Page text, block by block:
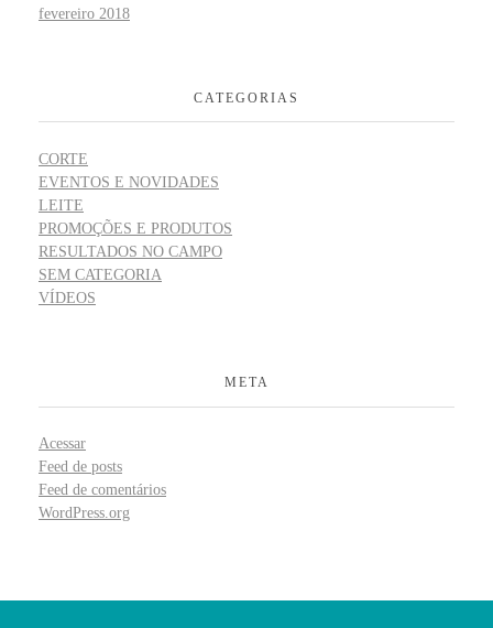
fevereiro 2018
CATEGORIAS
CORTE
EVENTOS E NOVIDADES
LEITE
PROMOÇÕES E PRODUTOS
RESULTADOS NO CAMPO
SEM CATEGORIA
VÍDEOS
META
Acessar
Feed de posts
Feed de comentários
WordPress.org